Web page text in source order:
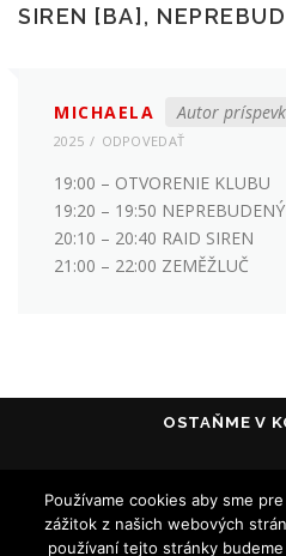
SIREN [BA],
MICHAELA Autor
2025
ODPOVEDAŤ
19:00 – OTVORENIE KLUBU
19:20 – 19:50 NEPREBUDENÝ
20:10 – 20:40 RAID SIREN
21:00 – 22:00 ZEMĚŽLUČ
OSTAŇME V
Používame cookies aby sme
zážitok z našich webových
používaní tejto stránky